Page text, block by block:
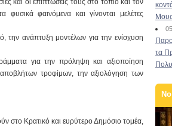
και οι επιπτώσεις τους στο τοπίο και τον
φαινόμενα και γίνονται μελέτες
την ανάπτυξη μοντέλων για την ενίσχυση
για την πρόληψη και αξιοποίηση
αποβλήτων τροφίμων, την αξιολόγηση των
στο Κρατικό και ευρύτερο Δημόσιο τομέα,
τα